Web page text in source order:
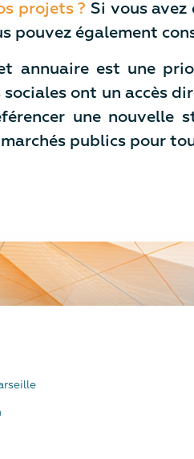
projets ? Si vous avez
pouvez également
annuaire est une
sociales ont un accès
une nouvelle
publics pour